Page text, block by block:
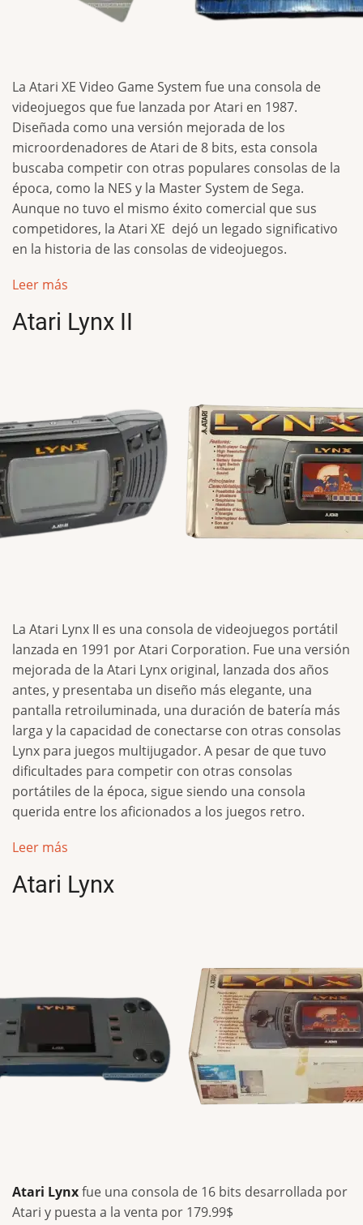
La Atari XE Video Game System fue una consola de
videojuegos que fue lanzada por Atari en 1987.
Diseñada como una versión mejorada de los
microordenadores de Atari de 8 bits, esta consola
buscaba competir con otras populares consolas de la
época, como la NES y la Master System de Sega.
Aunque no tuvo el mismo éxito comercial que sus
competidores, la Atari XE dejó un legado significativo
en la historia de las consolas de videojuegos.
Leer más
Atari Lynx II
La Atari Lynx II es una consola de videojuegos portátil
lanzada en 1991 por Atari Corporation. Fue una versión
mejorada de la Atari Lynx original, lanzada dos años
antes, y presentaba un diseño más elegante, una
pantalla retroiluminada, una duración de batería más
larga y la capacidad de conectarse con otras consolas
Lynx para juegos multijugador. A pesar de que tuvo
dificultades para competir con otras consolas
portátiles de la época, sigue siendo una consola
querida entre los aficionados a los juegos retro.
Leer más
Atari Lynx
Atari Lynxfue una consola de 16 bits desarrollada por
Atari y puesta a la venta por 179.99$